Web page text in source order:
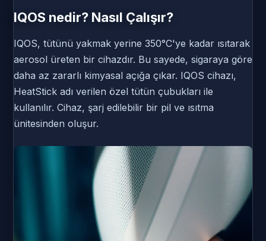
IQOS nedir? Nasıl Çalışır?
IQOS, tütünü yakmak yerine 350°C'ye kadar ısıtarak
aerosol üreten bir cihazdır. Bu sayede, sigaraya göre
daha az zararlı kimyasal açığa çıkar. IQOS cihazı,
HeatStick adı verilen özel tütün çubukları ile
kullanılır. Cihaz, şarj edilebilir bir pil ve ısıtma
ünitesinden oluşur.